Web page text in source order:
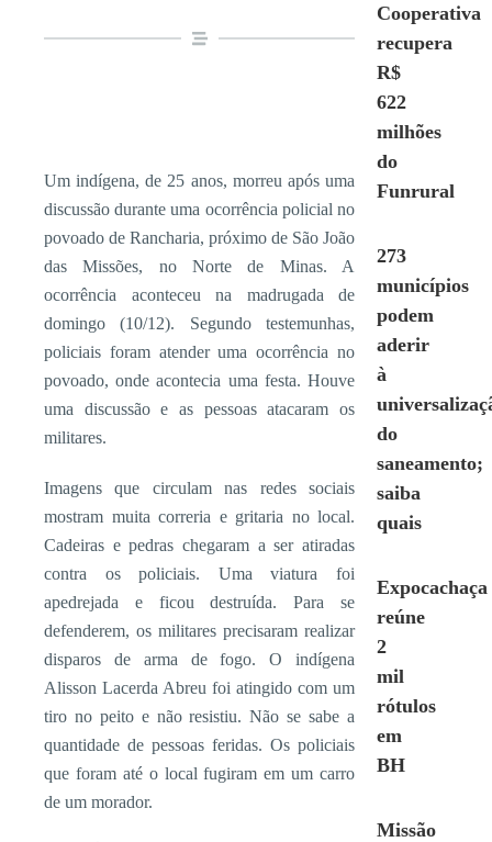
Um indígena, de 25 anos, morreu após uma
discussão durante uma ocorrência policial no
povoado de Rancharia, próximo de São João
das Missões, no Norte de Minas. A
ocorrência aconteceu na madrugada de
domingo (10/12). Segundo testemunhas,
policiais foram atender uma ocorrência no
povoado, onde acontecia uma festa. Houve
uma discussão e as pessoas atacaram os
militares.
Imagens que circulam nas redes sociais
mostram muita correria e gritaria no local.
Cadeiras e pedras chegaram a ser atiradas
contra os policiais. Uma viatura foi
apedrejada e ficou destruída. Para se
defenderem, os militares precisaram realizar
disparos de arma de fogo. O indígena
Alisson Lacerda Abreu foi atingido com um
tiro no peito e não resistiu. Não se sabe a
quantidade de pessoas feridas. Os policiais
que foram até o local fugiram em um carro
de um morador.
Cooperativa
recupera
R$
622
milhões
do
Funrural
273
municípios
podem
aderir
à
do
saneamento;
saiba
quais
Expocachaça
reúne
2
mil
rótulos
em
BH
Missão